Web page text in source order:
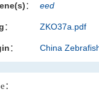
： eed
ZKO37a.pdf
： China